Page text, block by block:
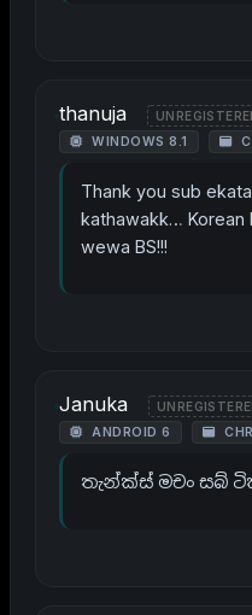
thanuja
WINDOWS 8.1
Thank you sub
kathawakk… Korean
wewa BS!!!
Januka
ANDROID 6
තැන්ක්ස් මචං සබ්